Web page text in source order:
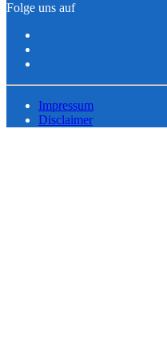
Folge uns auf
Impressum
Disclaimer